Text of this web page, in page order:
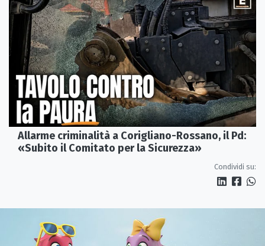
Allarme criminalità a Corigliano-Rossano, il Pd:
«Subito il Comitato per la Sicurezza»
Condividi su: